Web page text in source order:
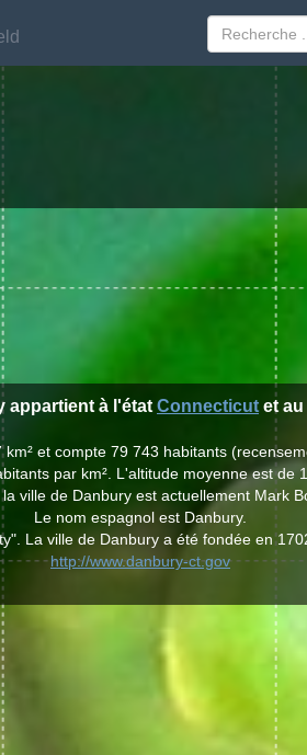
appartient à l'état Connecticut et
et compte 79 743 habitants
par km². L'altitude moyenne est de
ville de Danbury est actuellement Mark
Le nom espagnol est Danbury.
La ville de Danbury a été fondée en
http://www.danbury-ct.gov